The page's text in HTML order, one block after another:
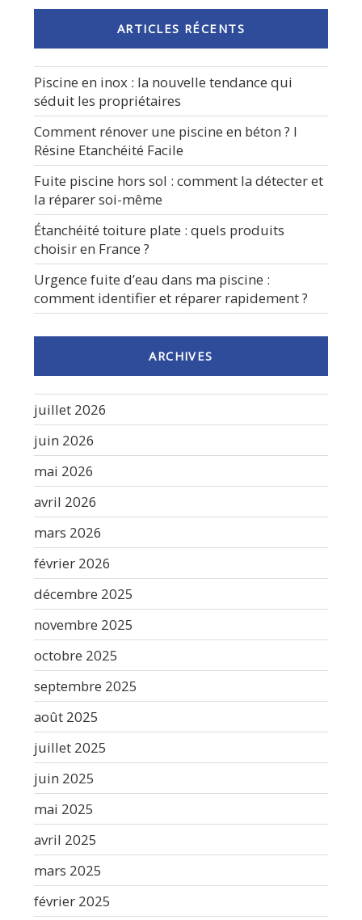
ARTICLES RÉCENTS
Piscine en inox : la nouvelle tendance qui
séduit les propriétaires
Comment rénover une piscine en béton ? I
Résine Etanchéité Facile
Fuite piscine hors sol : comment la détecter et
la réparer soi-même
Étanchéité toiture plate : quels produits
choisir en France ?
Urgence fuite d’eau dans ma piscine :
comment identifier et réparer rapidement ?
ARCHIVES
juillet 2026
juin 2026
mai 2026
avril 2026
mars 2026
février 2026
décembre 2025
novembre 2025
octobre 2025
septembre 2025
août 2025
juillet 2025
juin 2025
mai 2025
avril 2025
mars 2025
février 2025